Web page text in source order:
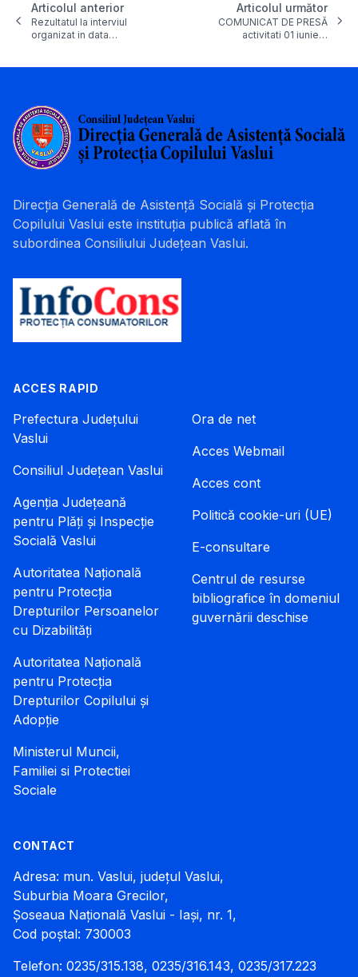
Articolul anterior
Rezultatul la interviul
organizat in data…
Articolul următor
COMUNICAT DE PRESĂ
activitati 01 iunie…
Direcția Generală de Asistență Socială și Protecția
Copilului Vaslui este instituția publică aflată în
subordinea Consiliului Județean Vaslui.
ACCES RAPID
Prefectura Județului
Vaslui
Consiliul Județean Vaslui
Agenția Județeană
pentru Plăți și Inspecție
Socială Vaslui
Autoritatea Națională
pentru Protecția
Drepturilor Persoanelor
cu Dizabilități
Autoritatea Națională
pentru Protecția
Drepturilor Copilului și
Adopție
Ministerul Muncii,
Familiei si Protectiei
Sociale
Ora de net
Acces Webmail
Acces cont
Politică cookie-uri (UE)
E-consultare
Centrul de resurse
bibliografice în domeniul
guvernării deschise
CONTACT
Adresa: mun. Vaslui, județul Vaslui,
Suburbia Moara Grecilor,
Șoseaua Națională Vaslui - Iași, nr. 1,
Cod poștal: 730003
Telefon: 0235/315.138, 0235/316.143, 0235/317.223